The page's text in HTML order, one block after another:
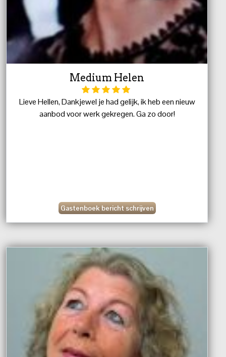
Medium Helen
Lieve Hellen, Dankjewel je had gelijk, ik heb een nieuw
aanbod voor werk gekregen. Ga zo door!
Gastenboek bericht schrijven